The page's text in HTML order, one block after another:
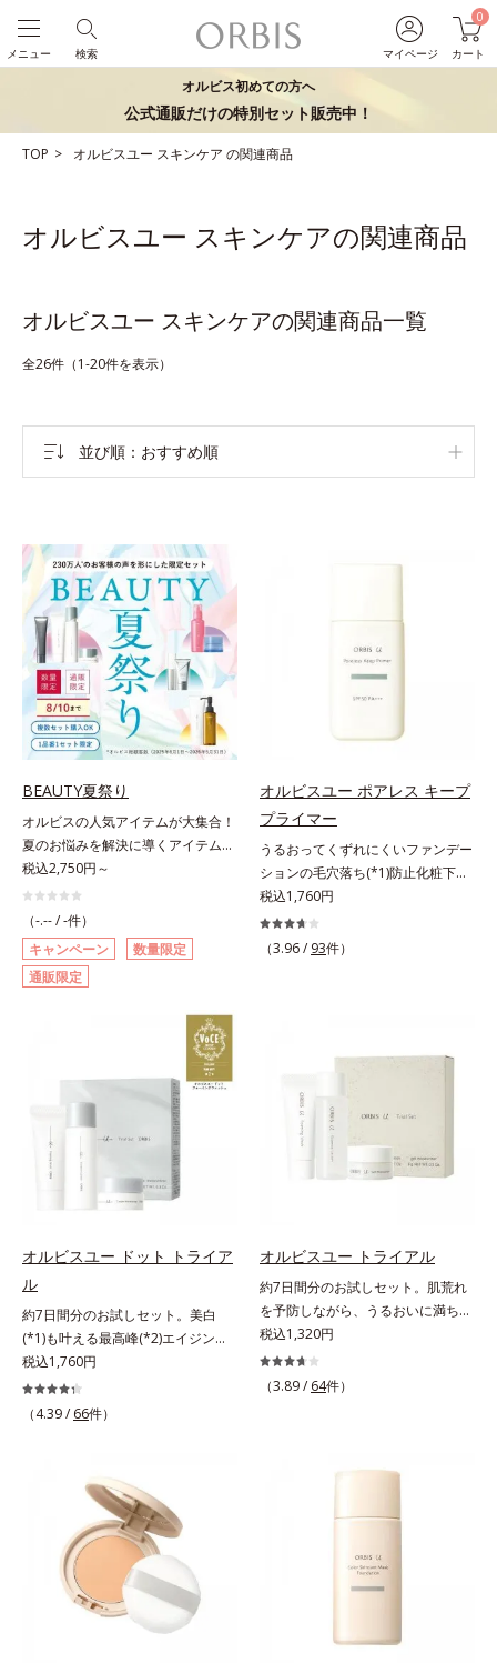
マイページ
0
カート
検索
メニュー
オルビス初めての方へ
公式通販だけの特別セット販売中！
TOP オルビスユー スキンケア の関連商品
オルビスユー スキンケアの関連商品
オルビスユー スキンケアの関連商品一覧
全26件（1-20件を表示）
並び順 おすすめ順
BEAUTY夏祭り
オルビスの人気アイテムが大集合！
夏のお悩みを解決に導くアイテムた
ちをお得なセットにしました。いよ
いよ夏本番！！今年は「BEAUTY 夏
祭り」と銘打ち、毛穴、皮脂、UV
対策など、この時季のさまざまなお
悩みに応えるスキンケアや、お得な
プチシェイクのセット、美肌を目指
おすすめしたいスペシャルなセット
を多数ご用意しました。中には非売
品のマスクや、人気のヘアケアアイ
テムが入ったセットも。素肌をたっ
ぷりいたわって、暑さや紫外線に負
けず、夏を思いっきり楽しみましょ
う！8月10日までの期間限定、お一
人様各1セット限定ですが、複数セ
品の詳しい情報は商品ページをご覧
ください。・オルビスユー ドット
シリーズは、こちら・オルビス ザ
リンクルセラムは、こちら・アドバ
ンスド ブライトニング セラムは、
こちら・オルビス リンクルブライ
トUVプロテクター Nは、こちら・
センスインヘアミルクは、こちら・
オーバーナイト ブライトニング ジ
ェルは、こちら・クレンジングジェ
ルは、こちら・プチシェイクは、こ
ちら・ヘルシーリードプロテイン
は、こちら・コラーゲンゼリーは、
こちら・コラーゲン リ フォース
税込2,750円～
（-.-- / -件）
キャンペーン
数量限定
通販限定
オルビスユー ポアレス キープ
プライマー
うるおってくずれにくいファンデー
ションの毛穴落ち(*1)防止化粧下
地。ファンデーションの毛穴落ち
(*1)防止化粧下地です。毛穴
1/10000サイズのマイクロカバー成
と皮脂のバランスを整え、乾燥＆ベ
にうるおいを与え、キュッと引き締
め＆ハリ感をUPさせます。また皮
脂を感知するとギュッと固まる膜を
採用。ファンデーションのくずれや
にほわっとべールをかけて、肌キメ
がふっくら整うかのよう(*3)。つっ
ぱらないここちよい密着感で、さま
ざまなタイプのファンデと併用でき
ます。毛穴が気になる箇所への部分
使いもOK。*1 ファンデーションが
くずれて毛穴に落ちること*2 酸化
税込1,760円
（3.96 / 93件）
オルビスユー ドット トライア
ル
約7日間分のお試しセット。美白
(*1)も叶える最高峰(*2)エイジング
ケア(*3)。ハリも透明感(*4)も結果
主義。年齢サイン(*5)の因子に着目
した肌科学エイジングケア(*3)シリ
対処するのではなく、肌で起きてい
ることの根本原因に着目。加齢とと
もに現れる年齢サイン(*5)について
研究を進めたところ、弾力感のない
状態である「ハリのなさ」や、くす
み(*6)などが現れている状態である
「透明感のなさ」が現れることで大
税込1,760円
（4.39 / 66件）
オルビスユー トライアル
約7日間分のお試しセット。肌荒れ
を予防しながら、うるおいに満ちた
美しい肌へ。7000種を超える成分
から厳選し、「うるおいの質(*1)」
に着目した初期エイジングケア(*2)
す。「うるおいの質」に着目し、肌
た美しい肌へと導きます。ポーラ・
有効成分として、「DF-パンテノー
ル(*3)」を国内唯一(*4)、高濃度で
チして肌荒れを防ぎ、肌不調にゆら
税込1,320円
（3.89 / 64件）